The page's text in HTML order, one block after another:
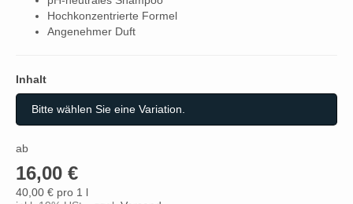
Hochkonzentrierte Formel
Angenehmer Duft
Inhalt
Inhalt
Bitte wählen Sie eine Variation.
ab
16,00 €
40,00 € pro 1 l